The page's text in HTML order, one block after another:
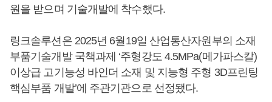
원을 받으며 기술개발에 착수했다.
링크솔루션은 2025년 6월19일 산업통산자원부의 소재
부품기술개발 국책과제 ‘주형강도 4.5MPa(메가파스칼)
이상급 고기능성 바인더 소재 및 지능형 주형 3D프린팅
핵심부품 개발’에 주관기관으로 선정됐다.